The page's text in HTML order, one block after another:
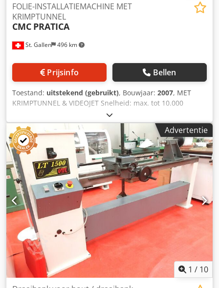
St. Gallen 496 km
FOLIE-INSTALLATIEMACHINE MET
KRIMPTUNNEL
CMC PRATICA
Prijsinfo Bellen
Toestand: uitstekend (gebruikt), Bouwjaar: 2007, MET
KRIMPTUNNEL & VIDEOJET Snelheid: max. tot 10.000
cycli/uur Formaten (mm): min. 105 x 148 // max. 250 x 340
Dikte: min. 2 mm, max. 25 mm Tellerstand: 26 miljoen
Uitrusting / verdere informatie: verwerking met folie -PE-,
PP-, OPP- en PVC-folie -Folie dikte min.: 20 my -Folie dikte
max.: 50 my - Folie overlapping min.: 30 mm Machine
bestaat uit: 1x autolader 1x schuifinvoer (voor dikkere
producten) 6x roterende zuigvoeders 1x Cavalo voerbak
(liggend formaat) 1x lasapparaat (langs- en dwarslassen)
1x Videojet-adresseerder 1x krimptunnel Djdpfx Adjv D If
Deysck
Advertentie
1 / 10